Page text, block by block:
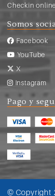
Checkin online
Somos
Facebook
YouTube
X
Instagram
Pago y
©